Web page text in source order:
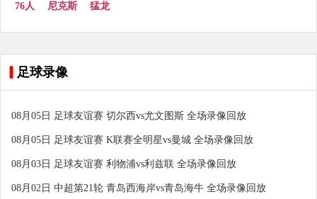
76人 尼克斯 猛龙
足球录像
08月05日 足球友谊赛 切尔西vs尤文图斯 全场录像回放
08月05日 足球友谊赛 K联赛全明星vs曼城 全场录像回放
08月03日 足球友谊赛 利物浦vs利兹联 全场录像回放
08月02日 中超第21轮 青岛西海岸vs青岛海牛 全场录像回放